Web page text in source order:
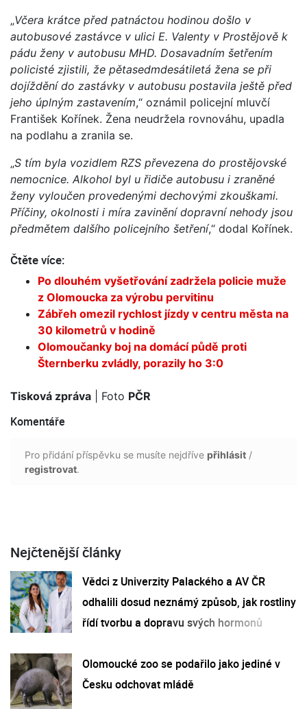
„Včera krátce před patnáctou hodinou došlo v
autobusové zastávce v ulici E. Valenty v Prostějově k
pádu ženy v autobusu MHD. Dosavadním šetřením
policisté zjistili, že pětasedmdesátiletá žena se při
dojíždění do zastávky v autobusu postavila ještě před
jeho úplným zastavením,“ oznámil policejní mluvčí
František Kořínek. Žena neudržela rovnováhu, upadla
na podlahu a zranila se.
„S tím byla vozidlem RZS převezena do prostějovské
nemocnice. Alkohol byl u řidiče autobusu i zraněné
ženy vyloučen provedenými dechovými zkouškami.
Příčiny, okolnosti i míra zavinění dopravní nehody jsou
předmětem dalšího policejního šetření,“ dodal Kořínek.
Čtěte více:
Po dlouhém vyšetřování zadržela policie muže
z Olomoucka za výrobu pervitinu
Zábřeh omezil rychlost jízdy v centru města na
30 kilometrů v hodině
Olomoučanky boj na domácí půdě proti
Šternberku zvládly, porazily ho 3:0
Tisková zpráva | Foto PČR
Komentáře
Pro přidání příspěvku se musíte nejdříve přihlásit /
registrovat.
Nejčtenější články
Vědci z Univerzity Palackého a AV ČR
odhalili dosud neznámý způsob, jak rostliny
řídí tvorbu a dopravu svých hormonů
Olomoucké zoo se podařilo jako jediné v
Česku odchovat mládě